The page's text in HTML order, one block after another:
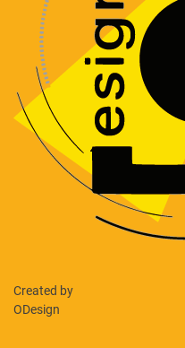
Created by
ODesign